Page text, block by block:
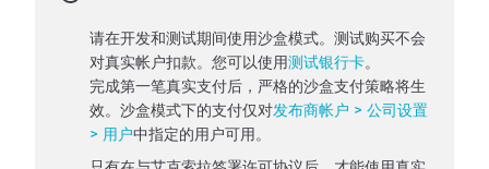
请在开发和测试期间使用沙盒模式。测试购买不会
对真实帐户扣款。您可以使用测试银行卡。
完成第一笔真实支付后，严格的沙盒支付策略将生
效。沙盒模式下的支付仅对发布商帐户 > 公司设置
> 用户中指定的用户可用。